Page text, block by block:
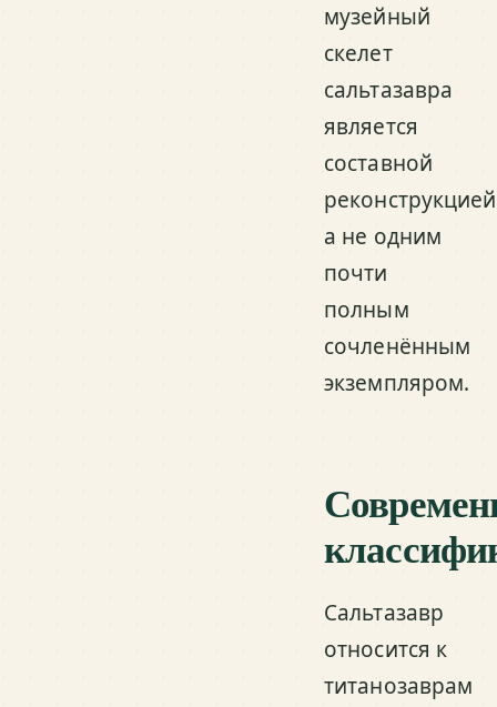
музейный
скелет
сальтазавра
является
составной
а не одним
почти
полным
сочленённым
экземпляром.
Сальтазавр
относится к
титанозаврам